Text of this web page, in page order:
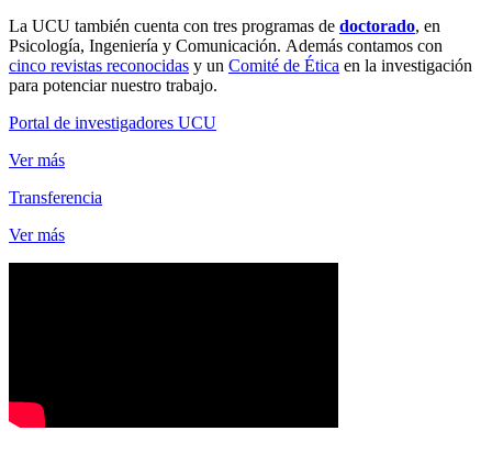
La UCU también cuenta con tres programas de doctorado, en
Psicología, Ingeniería y Comunicación. Además contamos con
cinco revistas reconocidas y un Comité de Ética en la investigación
para potenciar nuestro trabajo.
Portal de investigadores UCU
Ver más
Transferencia
Ver más